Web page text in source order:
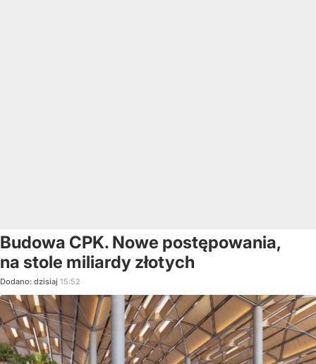
Budowa CPK. Nowe postępowania,
na stole miliardy złotych
Dodano: dzisiaj 15:52